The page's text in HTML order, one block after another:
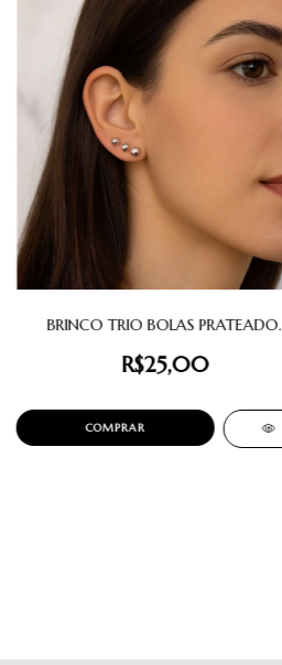
BRINCO TRIO BOLAS PRATEADO.
R$25,00